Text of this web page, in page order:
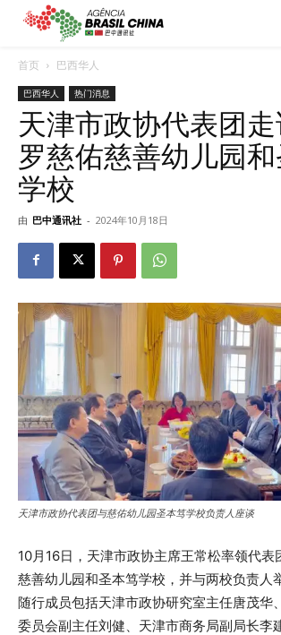
首页 巴西华人
巴西华人 热门消息
天津市政协代表团
罗慈佑慈善幼儿园
学校
由 巴中通讯社 - 2024年10月18日
天津市政协代表团与慈佑幼儿园圣本笃学校负责人座谈
10月16日，天津市政协主席王常松率领代表
慈善幼儿园和圣本笃学校，并与两校负责人
随行成员包括天津市政协研究室主任唐茂华
委员会副主任刘健、天津市商务局副局长李